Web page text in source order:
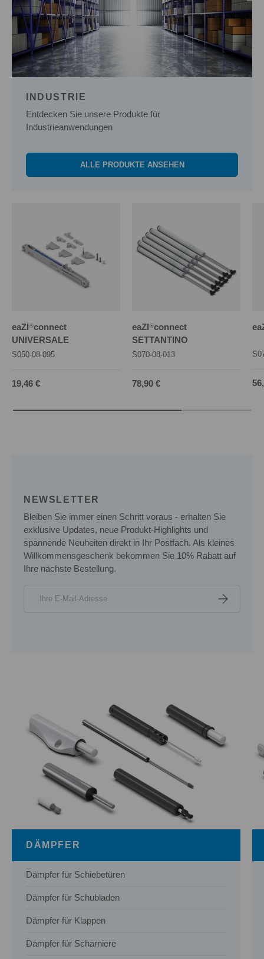
INDUSTRIE
Entdecken Sie unsere Produkte für
Industrieanwendungen
ALLE PRODUKTE ANSEHEN
eaZI ®connect
UNIVERSALE
S050-08-095
Normaler Preis
19,46 €
eaZI ®connect
SETTANTINO
S070-08-013
Normaler Preis
78,90 €
NEWSLETTER
Bleiben Sie immer einen Schritt voraus - erhalten Sie
exklusive Updates, neue Produkt-Highlights und
spannende Neuheiten direkt in Ihr Postfach. Als kleines
Willkommensgeschenk bekommen Sie 10% Rabatt auf
Ihre nächste Bestellung.
DÄMPFER
Dämpfer für Schiebetüren
Dämpfer für Schubladen
Dämpfer für Klappen
Dämpfer für Scharniere